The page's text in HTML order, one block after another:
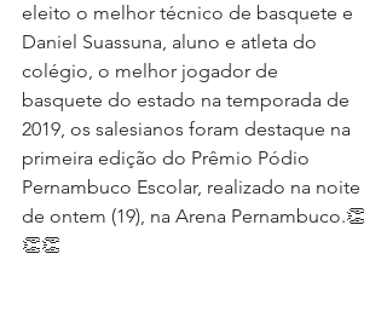
eleito o melhor técnico de basquete e
Daniel Suassuna, aluno e atleta do
colégio, o melhor jogador de
basquete do estado na temporada de
2019, os salesianos foram destaque na
primeira edição do Prêmio Pódio
Pernambuco Escolar, realizado na noite
de ontem (19), na Arena Pernambuco.👏
👏👏